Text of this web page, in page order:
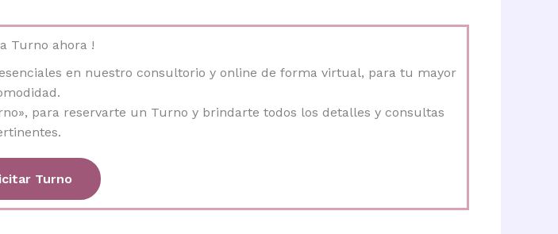
Turno ahora !
en nuestro consultorio y online de forma virtual, para tu mayor
para reservarte un Turno y brindarte todos los detalles y consultas
Turno